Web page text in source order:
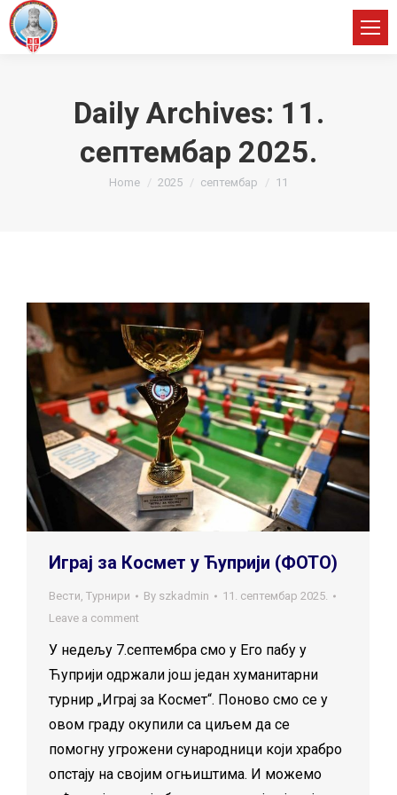
Daily Archives: 11.
септембар 2025.
You are here:
Home 2025 септембар 11
Играј за Космет у Ћуприји (ФОТО)
Вести, Турнири By szkadmin
11. септембар 2025.
Leave a comment
У недељу 7.септембра смо у Его пабу у
Ћуприји одржали још један хуманитарни
турнир „Играј за Космет“. Поново смо се у
овом граду окупили са циљем да се
помогну угрожени сународници који храбро
опстају на својим огњиштима. И можемо